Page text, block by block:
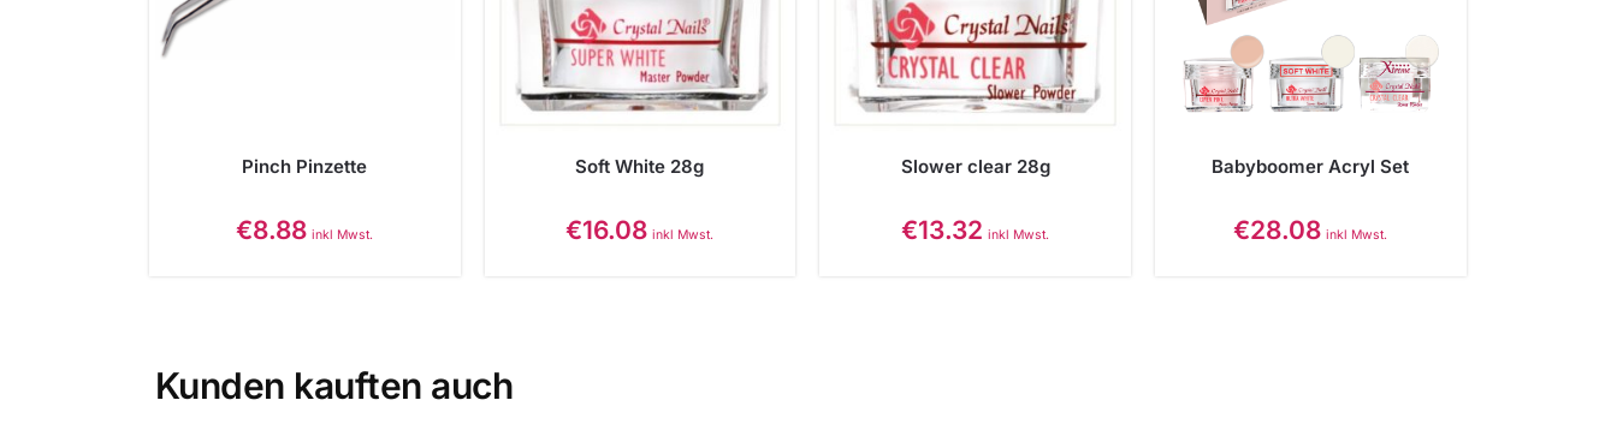
Pinch Pinzette
€8.88 inkl Mwst.
Soft White 28g
€16.08 inkl Mwst.
Slower clear 28g
€13.32 inkl Mwst.
Babyboomer Acryl Set
€28.08 inkl Mwst.
Kunden kauften auch